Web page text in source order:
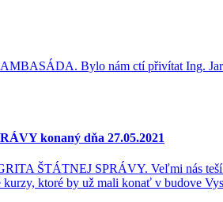
Bylo nám ctí přivítat Ing.
konaný dňa 27.05.2021
ŠTÁTNEJ SPRÁVY. Veľmi nás
ktoré by už mali konať v budove